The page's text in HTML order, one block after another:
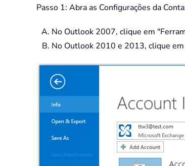
Passo 1: Abra as Configurações da
No Outlook 2007, clique em
No Outlook 2010 e 2013, clique em